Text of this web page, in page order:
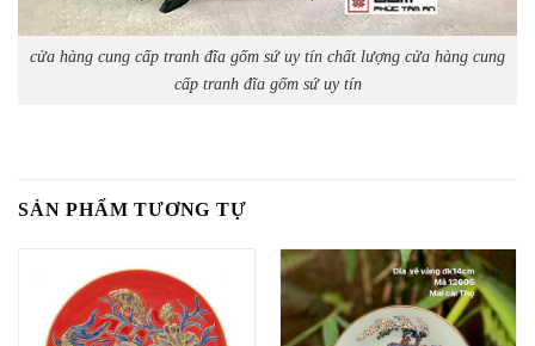
cửa hàng cung cấp tranh đĩa gốm sứ uy tín chất lượng cửa hàng cung
cấp tranh đĩa gốm sứ uy tín
SẢN PHẨM TƯƠNG TỰ